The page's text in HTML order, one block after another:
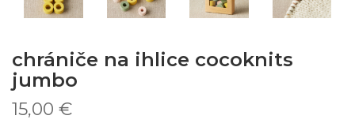
chrániče na ihlice cocoknits
jumbo
15,00 €